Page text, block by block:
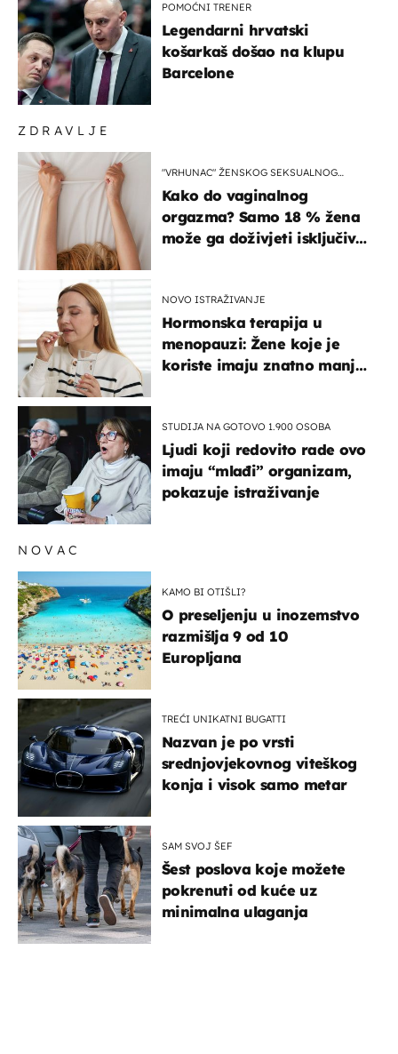
ZDRAVLJE
"VRHUNAC" ŽENSKOG SEKSUALNOG
Kako do vaginalnog
orgazma? Samo 18 % žena
može ga doživjeti isključivo
NOVO ISTRAŽIVANJE
Hormonska terapija u
menopauzi: Žene koje je
koriste imaju znatno manji
STUDIJA NA GOTOVO 1.900 OSOBA
Ljudi koji redovito rade ovo
imaju “mlađi” organizam,
pokazuje istraživanje
POMOĆNI TRENER
Legendarni hrvatski
košarkaš došao na klupu
Barcelone
NOVAC
KAMO BI OTIŠLI?
O preseljenju u inozemstvo
razmišlja 9 od 10
Europljana
TREĆI UNIKATNI BUGATTI
Nazvan je po vrsti
srednjovjekovnog viteškog
konja i visok samo metar
SAM SVOJ ŠEF
Šest poslova koje možete
pokrenuti od kuće uz
minimalna ulaganja